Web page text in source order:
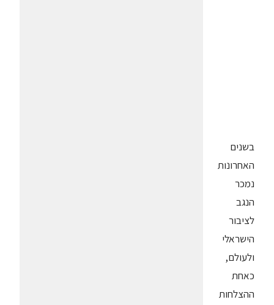
בשנים
האחרונות
נמכר
הנגב
לציבור
הישראלי
ולעולם,
כאחת
ההצלחות